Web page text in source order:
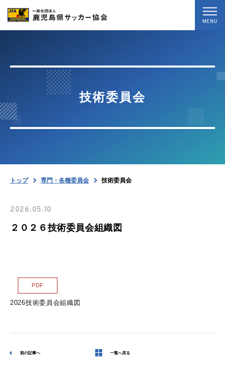
最新情報
専門・各種委員会
お問い合わせ
暴力等根絶相談案内
関連リンク
技術委員会
トップ 専門・各種委員会 技術委員会
2026.05.10
２０２６技術委員会組織図
PDF
2026技術委員会組織図
前の記事へ 一覧へ戻る